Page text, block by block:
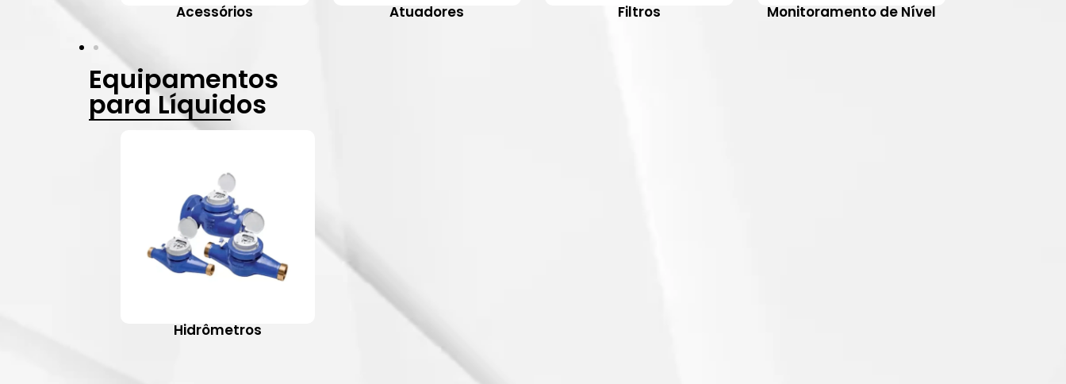
Acessórios Atuadores Filtros Monitoramento de Nível
Equipamentos
para Líquidos
Hidrômetros